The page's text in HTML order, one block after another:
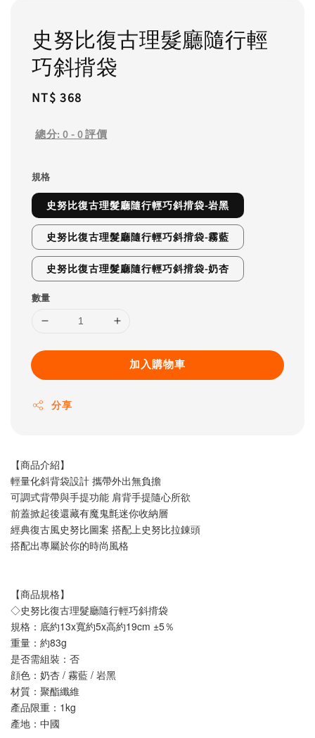
史努比復古理髮廳隨行輕
巧斜揹袋
Regular
NT$ 368
總分:0 - 0評價
規格
史努比復古理髮廳隨行輕巧斜揹袋-岩黑
史努比復古理髮廳隨行輕巧斜揹袋-霧藍
史努比復古理髮廳隨行輕巧斜揹袋-奶杏
數量
加入購物車
分享
【商品介紹】
輕量化斜背袋設計 攜帶外出無負擔
可調式背帶與手提功能 肩背手提隨心所欲
前蓋掀起後還藏有魔鬼氈迷你收納層
經典復古風史努比圖案 搭配上史努比拉錬頭
搭配出專屬於你的時尚風格
【商品規格】
◇史努比復古理髮廳隨行輕巧斜揹袋
規格：底約13x寬約5x高約19cm ±5％
重量：約83g
是否需組裝：否
顔色：奶杏 / 霧藍 / 岩黑
材質：聚酯纖維
產品限重：1kg
產地：中國